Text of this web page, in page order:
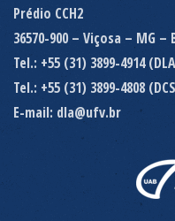
Prédio CCH2
36570-900 – Viçosa – MG –
Tel.: +55 (31) 3899-4914
Tel.: +55 (31) 3899-4808
E-mail: dla@ufv.br